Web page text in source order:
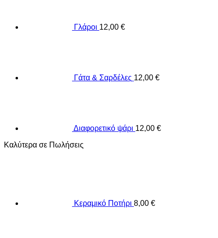
Γλάροι 12,00 €
Γάτα & Σαρδέλες 12,00 €
Διαφορετικό ψάρι 12,00 €
Καλύτερα σε Πωλήσεις
Κεραμικό Ποτήρι 8,00 €